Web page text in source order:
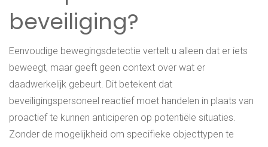
beveiliging?
Eenvoudige bewegingsdetectie vertelt u alleen dat er iets
beweegt, maar geeft geen context over wat er
daadwerkelijk gebeurt. Dit betekent dat
beveiligingspersoneel reactief moet handelen in plaats van
proactief te kunnen anticiperen op potentiële situaties.
Zonder de mogelijkheid om specifieke objecttypen te